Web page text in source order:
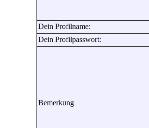
Dein Profilname:
Dein Profilpasswort:
Bemerkung